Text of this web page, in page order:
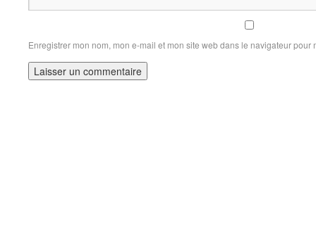
Enregistrer mon nom, mon e-mail et mon site web dans le navigateur pour